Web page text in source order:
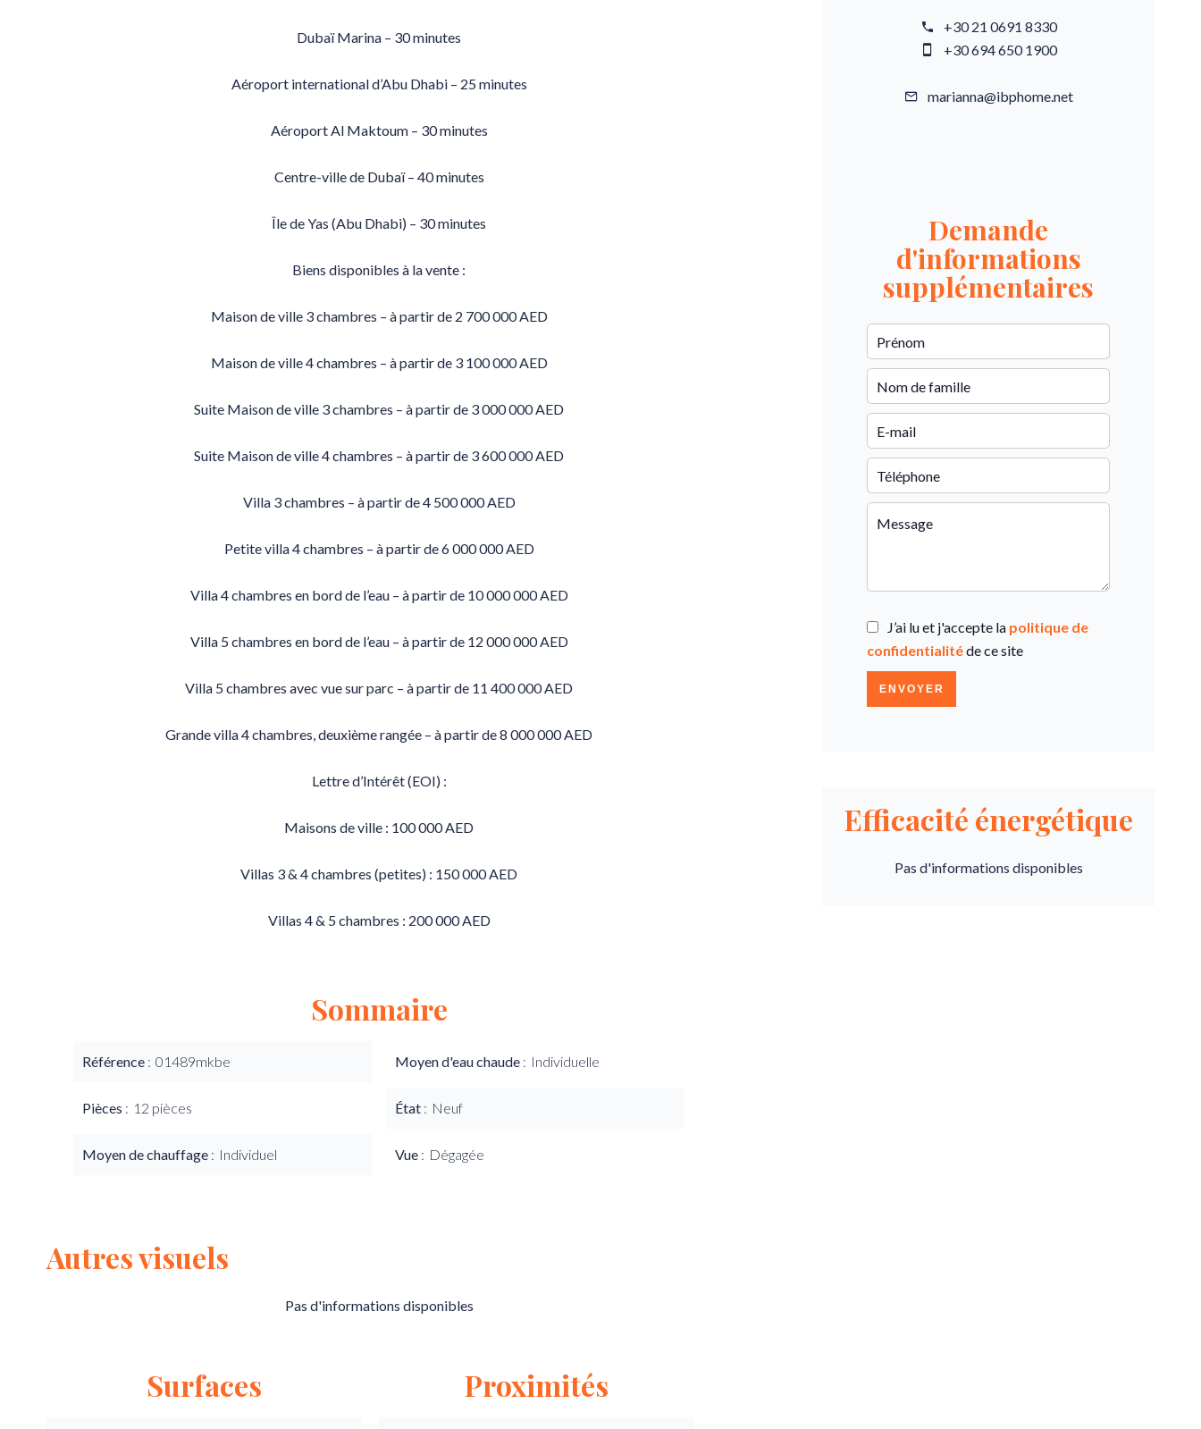
Dubaï Marina – 30 minutes
Aéroport international d’Abu Dhabi – 25 minutes
Aéroport Al Maktoum – 30 minutes
Centre-ville de Dubaï – 40 minutes
Île de Yas (Abu Dhabi) – 30 minutes
Biens disponibles à la vente :
Maison de ville 3 chambres – à partir de 2 700 000 AED
Maison de ville 4 chambres – à partir de 3 100 000 AED
Suite Maison de ville 3 chambres – à partir de 3 000 000 AED
Suite Maison de ville 4 chambres – à partir de 3 600 000 AED
Villa 3 chambres – à partir de 4 500 000 AED
Petite villa 4 chambres – à partir de 6 000 000 AED
Villa 4 chambres en bord de l’eau – à partir de 10 000 000 AED
Villa 5 chambres en bord de l’eau – à partir de 12 000 000 AED
Villa 5 chambres avec vue sur parc – à partir de 11 400 000 AED
Grande villa 4 chambres, deuxième rangée – à partir de 8 000 000 AED
Lettre d’Intérêt (EOI) :
Maisons de ville : 100 000 AED
Villas 3 & 4 chambres (petites) : 150 000 AED
Villas 4 & 5 chambres : 200 000 AED
Sommaire
Référence 01489mkbe
Pièces 12 pièces
Moyen de chauffage Individuel
Moyen d'eau chaude Individuelle
État Neuf
Vue Dégagée
Autres visuels
Pas d'informations disponibles
Surfaces Proximités
+30 21 0691 8330
+30 694 650 1900
marianna@ibphome.net
Demande
d'informations
supplémentaires
J’ai lu et j'accepte la politique de
confidentialitéde ce site
ENVOYER
Efficacité énergétique
Pas d'informations disponibles